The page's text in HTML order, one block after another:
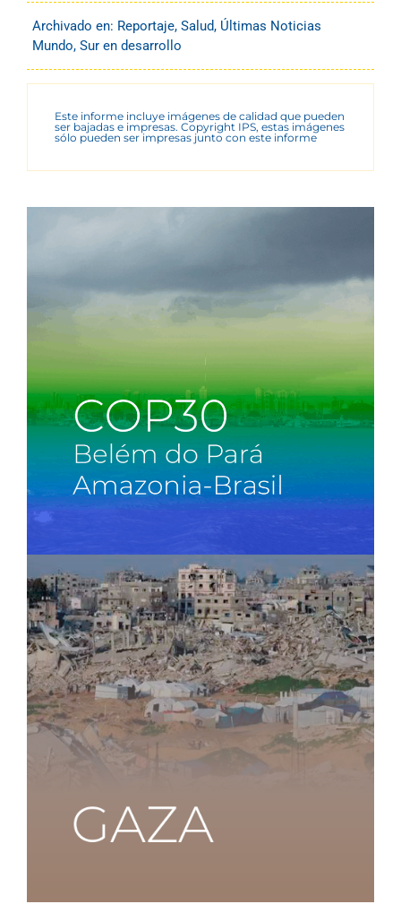
Archivado en: Reportaje, Salud, Últimas Noticias
Mundo, Sur en desarrollo
Este informe incluye imágenes de calidad que pueden
ser bajadas e impresas. Copyright IPS, estas imágenes
sólo pueden ser impresas junto con este informe